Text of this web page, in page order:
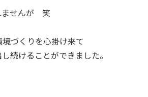
ませんが 笑
づくりを心掛け来て
続けることができました。